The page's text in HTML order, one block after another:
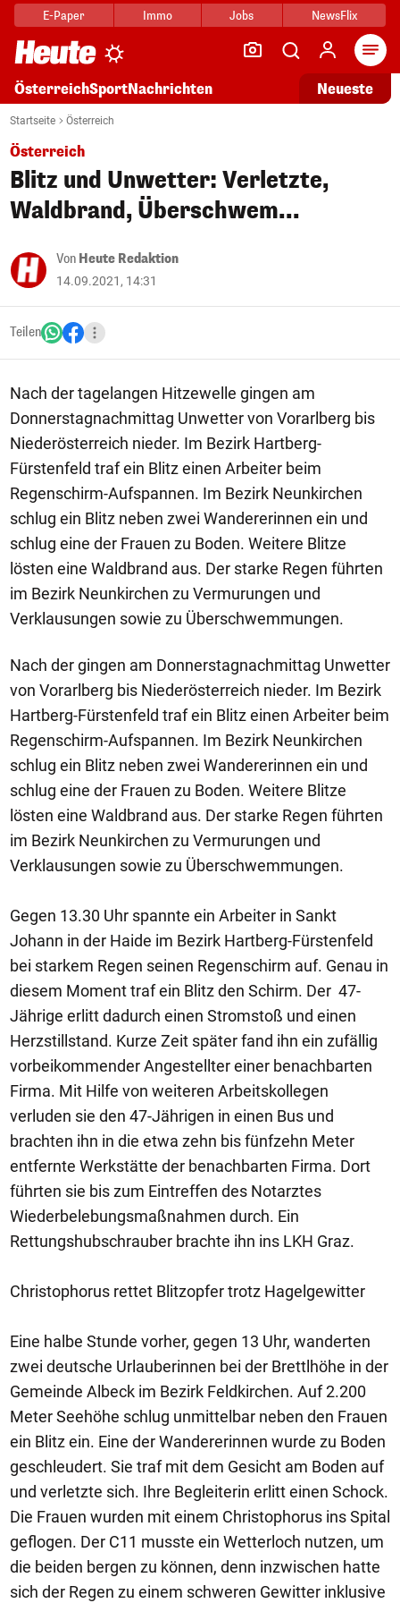
E-Paper Immo Jobs NewsFlix
ÖsterreichSportNachrichten Neueste
Startseite Österreich
Österreich
Blitz und Unwetter: Verletzte,
Waldbrand, Überschwem...
Von Heute Redaktion
14.09.2021, 14:31
Teilen
Nach der tagelangen Hitzewelle gingen am
Donnerstagnachmittag Unwetter von Vorarlberg bis
Niederösterreich nieder. Im Bezirk Hartberg-
Fürstenfeld traf ein Blitz einen Arbeiter beim
Regenschirm-Aufspannen. Im Bezirk Neunkirchen
schlug ein Blitz neben zwei Wandererinnen ein und
schlug eine der Frauen zu Boden. Weitere Blitze
lösten eine Waldbrand aus. Der starke Regen führten
im Bezirk Neunkirchen zu Vermurungen und
Verklausungen sowie zu Überschwemmungen.
Nach der gingen am Donnerstagnachmittag Unwetter
von Vorarlberg bis Niederösterreich nieder. Im Bezirk
Hartberg-Fürstenfeld traf ein Blitz einen Arbeiter beim
Regenschirm-Aufspannen. Im Bezirk Neunkirchen
schlug ein Blitz neben zwei Wandererinnen ein und
schlug eine der Frauen zu Boden. Weitere Blitze
lösten eine Waldbrand aus. Der starke Regen führten
im Bezirk Neunkirchen zu Vermurungen und
Verklausungen sowie zu Überschwemmungen.
Gegen 13.30 Uhr spannte ein Arbeiter in Sankt
Johann in der Haide im Bezirk Hartberg-Fürstenfeld
bei starkem Regen seinen Regenschirm auf. Genau in
diesem Moment traf ein Blitz den Schirm. Der 47-
Jährige erlitt dadurch einen Stromstoß und einen
Herzstillstand. Kurze Zeit später fand ihn ein zufällig
vorbeikommender Angestellter einer benachbarten
Firma. Mit Hilfe von weiteren Arbeitskollegen
verluden sie den 47-Jährigen in einen Bus und
brachten ihn in die etwa zehn bis fünfzehn Meter
entfernte Werkstätte der benachbarten Firma. Dort
führten sie bis zum Eintreffen des Notarztes
Wiederbelebungsmaßnahmen durch. Ein
Rettungshubschrauber brachte ihn ins LKH Graz.
Christophorus rettet Blitzopfer trotz Hagelgewitter
Eine halbe Stunde vorher, gegen 13 Uhr, wanderten
zwei deutsche Urlauberinnen bei der Brettlhöhe in der
Gemeinde Albeck im Bezirk Feldkirchen. Auf 2.200
Meter Seehöhe schlug unmittelbar neben den Frauen
ein Blitz ein. Eine der Wandererinnen wurde zu Boden
geschleudert. Sie traf mit dem Gesicht am Boden auf
und verletzte sich. Ihre Begleiterin erlitt einen Schock.
Die Frauen wurden mit einem Christophorus ins Spital
geflogen. Der C11 musste ein Wetterloch nutzen, um
die beiden bergen zu können, denn inzwischen hatte
sich der Regen zu einem schweren Gewitter inklusive